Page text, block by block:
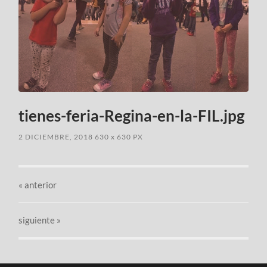
tienes-feria-Regina-en-la-FIL.jpg
2 DICIEMBRE, 2018 630x 630 PX
«anterior
siguiente »